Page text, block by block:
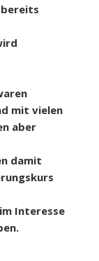
mit vielen
aber
damit
Interesse